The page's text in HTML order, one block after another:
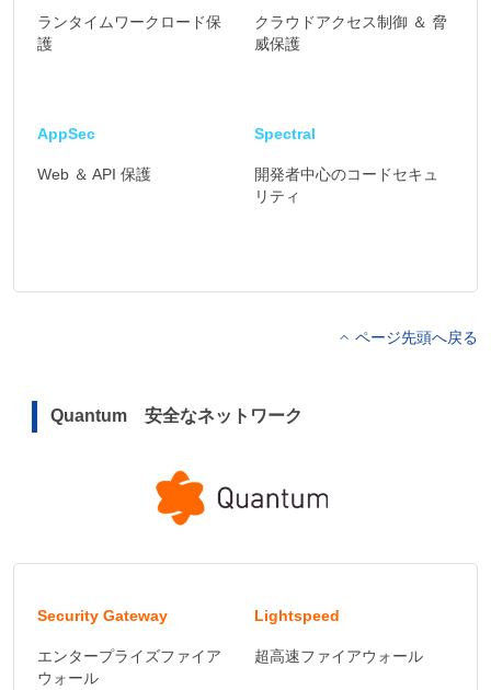
ランタイムワークロード保
護
クラウドアクセス制御 ＆ 脅
威保護
AppSec
Web ＆ API 保護
Spectral
開発者中心のコードセキュ
リティ
ページ先頭へ戻る
Quantum 安全なネットワーク
Security Gateway
エンタープライズファイア
ウォール
Lightspeed
超高速ファイアウォール